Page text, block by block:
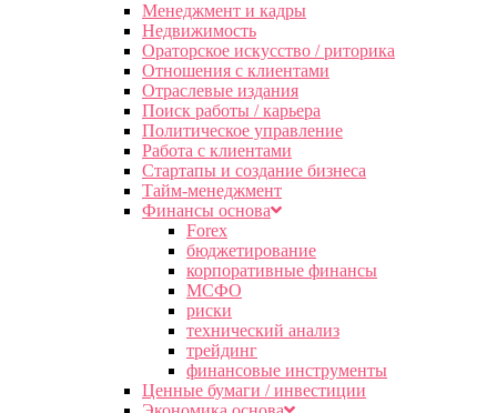
Менеджмент и кадры
Недвижимость
Ораторское искусство / риторика
Отношения с клиентами
Отраслевые издания
Поиск работы / карьера
Политическое управление
Работа с клиентами
Стартапы и создание бизнеса
Тайм-менеджмент
Финансы основа
Forex
бюджетирование
корпоративные финансы
МСФО
риски
технический анализ
трейдинг
финансовые инструменты
Ценные бумаги / инвестиции